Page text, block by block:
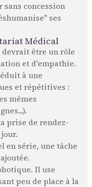
concession
ses
Médical
être un rôle
et d'empathie.
à une
et répétitives :
mêmes
prise de rendez-
en série, une tâche
Il use
peu de place à la